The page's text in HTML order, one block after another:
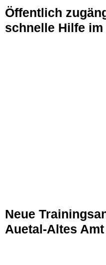
Öffentlich
schnelle Hilfe
Neue
Auetal-Altes Amt